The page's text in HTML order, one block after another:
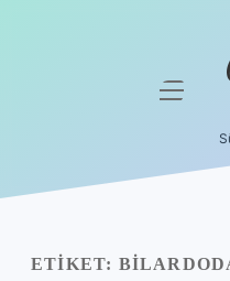
menüyü
ETIKET: